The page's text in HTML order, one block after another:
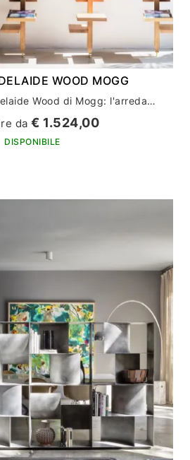
WOOD MOGG
Scopri la libreria Adelaide Wood di Mogg: l'arredamento casa perfetto per gli amanti del design
da€ 1.524,00
DISPONIBILE